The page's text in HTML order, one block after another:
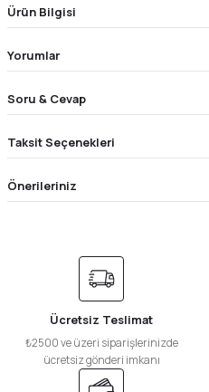
Ürün Bilgisi
Yorumlar
Soru & Cevap
Taksit Seçenekleri
Önerileriniz
Ücretsiz Teslimat
₺2500 ve üzeri siparişlerinizde
ücretsiz gönderi imkanı